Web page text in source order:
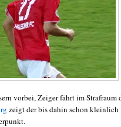
vorbei, Zeiger fährt im Strafraum
zeigt der bis dahin schon kleinlich